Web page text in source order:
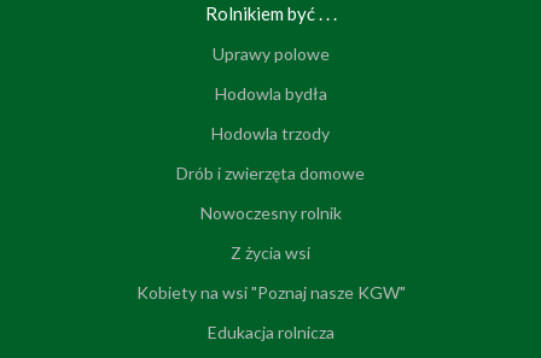
Rolnikiem być . . .
Uprawy polowe
Hodowla bydła
Hodowla trzody
Drób i zwierzęta domowe
Nowoczesny rolnik
Z życia wsi
Kobiety na wsi "Poznaj nasze KGW"
Edukacja rolnicza